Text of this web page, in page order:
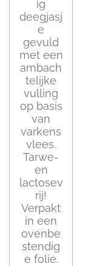
ig
deegjasj
e
gevuld
met een
ambach
telijke
vulling
op basis
van
varkens
vlees.
Tarwe-
en
lactosev
rij!
Verpakt
in een
ovenbe
stendig
e folie.